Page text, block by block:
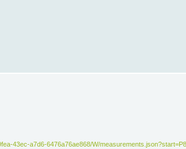
43ec-a7d6-6476a76ae868/W/